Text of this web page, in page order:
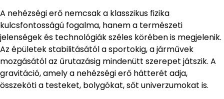
A nehézségi erő nemcsak a klasszikus fizika
kulcsfontosságú fogalma, hanem a természeti
jelenségek és technológiák széles körében is megjelenik.
Az épületek stabilitásától a sportokig, a járművek
mozgásától az űrutazásig mindenütt szerepet játszik. A
gravitáció, amely a nehézségi erő hátterét adja,
összeköti a testeket, bolygókat, sőt univerzumokat is.